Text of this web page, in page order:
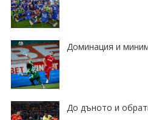
Доминация и
До дъното и